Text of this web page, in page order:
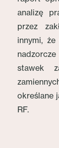
analizę
przez
innymi,
stawek
określane
RF.